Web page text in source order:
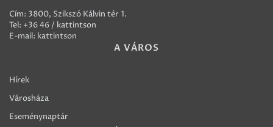
Cím: 3800, Szikszó Kálvin tér 1.
Tel: +36 46 / kattintson
E-mail: kattintson
A VÁROS
Hírek
Városháza
Eseménynaptár